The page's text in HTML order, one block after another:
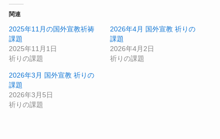
関連
2025年11月の国外宣教祈祷
課題
2025年11月1日
祈りの課題
2026年4月 国外宣教 祈りの
課題
2026年4月2日
祈りの課題
2026年3月 国外宣教 祈りの
課題
2026年3月5日
祈りの課題